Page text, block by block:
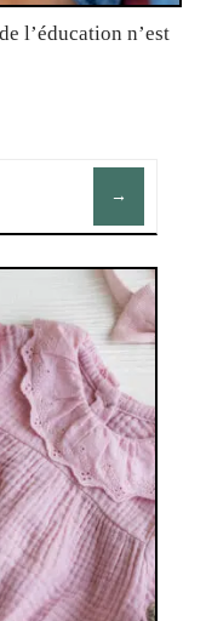
l’éducation n’est